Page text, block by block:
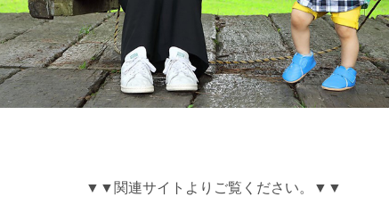
▼▼関連サイトよりご覧ください。▼▼